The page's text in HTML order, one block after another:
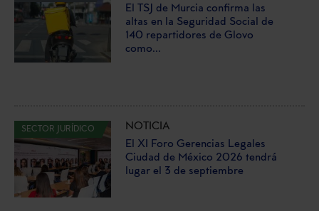
El TSJ de Murcia confirma las
altas en la Seguridad Social de
140 repartidores de Glovo
como...
SECTOR JURÍDICO
NOTICIA
El XI Foro Gerencias Legales
Ciudad de México 2026 tendrá
lugar el 3 de septiembre